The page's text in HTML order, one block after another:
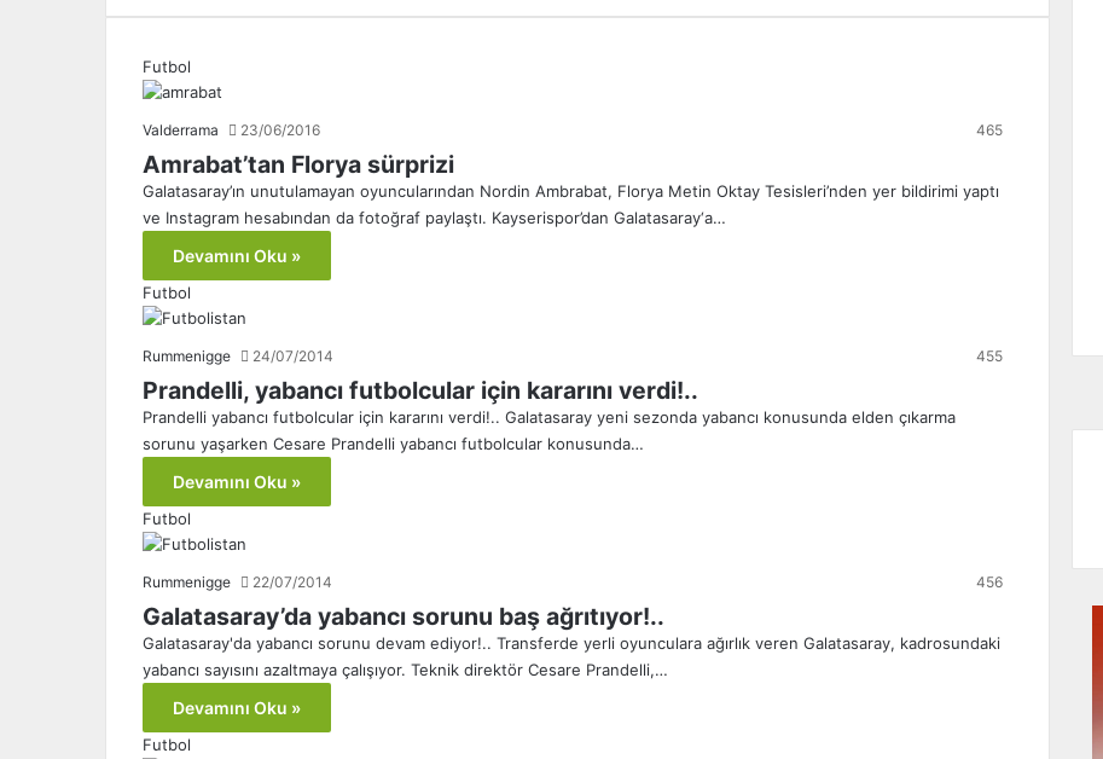
Futbol
Valderrama 23/06/2016 465
Amrabat’tan Florya sürprizi
Galatasaray’ın unutulamayan oyuncularından Nordin Ambrabat, Florya Metin Oktay Tesisleri’nden yer bildirimi yaptı
ve Instagram hesabından da fotoğraf paylaştı. Kayserispor’dan Galatasaray‘a…
Devamını Oku »
Futbol
Rummenigge 24/07/2014 455
Prandelli, yabancı futbolcular için kararını verdi!..
Prandelli yabancı futbolcular için kararını verdi!.. Galatasaray yeni sezonda yabancı konusunda elden çıkarma
sorunu yaşarken Cesare Prandelli yabancı futbolcular konusunda…
Devamını Oku »
Futbol
Rummenigge 22/07/2014 456
Galatasaray’da yabancı sorunu baş ağrıtıyor!..
Galatasaray'da yabancı sorunu devam ediyor!.. Transferde yerli oyunculara ağırlık veren Galatasaray, kadrosundaki
yabancı sayısını azaltmaya çalışıyor. Teknik direktör Cesare Prandelli,…
Devamını Oku »
Futbol